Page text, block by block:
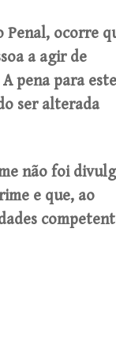
Penal, ocorre
a agir de
pena para este
ser alterada
não foi
e que, ao